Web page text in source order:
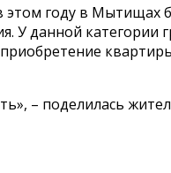
году в Мытищах
У данной категории
– поделилась